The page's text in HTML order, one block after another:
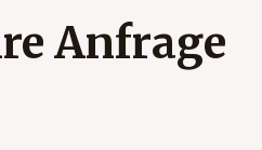
Anfrage